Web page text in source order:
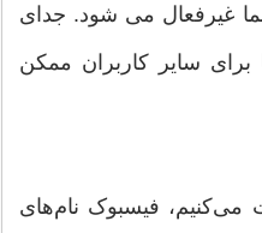
می شود. جدای
برای سایر کاربران ممکن
فیسبوک نام‌های